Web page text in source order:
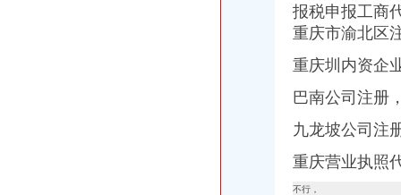
报税申报工商
重庆市渝北区
重庆圳内资企
巴南公司注册
九龙坡公司注
重庆营业执照
不行，